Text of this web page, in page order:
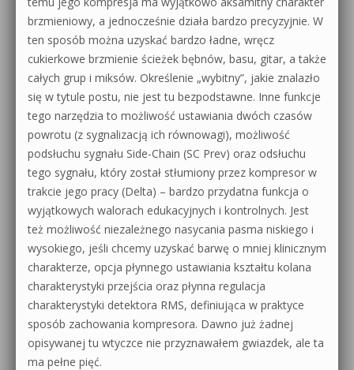
brzmieniowy, a jednocześnie działa bardzo precyzyjnie. W
ten sposób można uzyskać bardzo ładne, wręcz
cukierkowe brzmienie ścieżek bębnów, basu, gitar, a także
całych grup i miksów. Określenie „wybitny”, jakie znalazło
się w tytule postu, nie jest tu bezpodstawne. Inne funkcje
tego narzędzia to możliwość ustawiania dwóch czasów
powrotu (z sygnalizacją ich równowagi), możliwość
podsłuchu sygnału Side-Chain (SC Prev) oraz odsłuchu
tego sygnału, który został stłumiony przez kompresor w
trakcie jego pracy (Delta) – bardzo przydatna funkcja o
wyjątkowych walorach edukacyjnych i kontrolnych. Jest
też możliwość niezależnego nasycania pasma niskiego i
wysokiego, jeśli chcemy uzyskać barwę o mniej klinicznym
charakterze, opcja płynnego ustawiania kształtu kolana
charakterystyki przejścia oraz płynna regulacja
charakterystyki detektora RMS, definiująca w praktyce
sposób zachowania kompresora. Dawno już żadnej
opisywanej tu wtyczce nie przyznawałem gwiazdek, ale ta
ma pełne pięć.